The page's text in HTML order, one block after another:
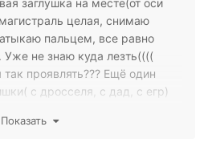
целая, снимаю
пальцем, все равно
Уже не знаю куда лезть((((
проявлять??? Ещё один
с дросселя, с дад, с егр)
15 маслания стартером, и
Показать